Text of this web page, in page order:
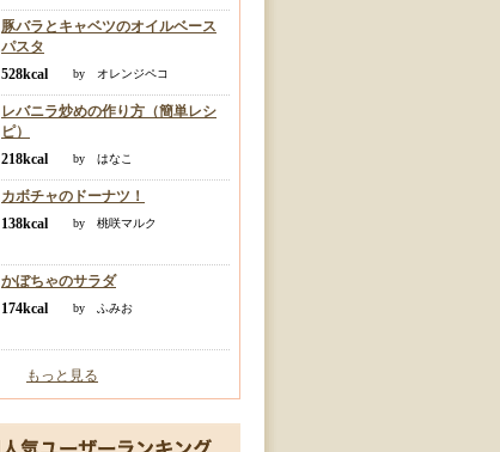
豚バラとキャベツのオイルベース
パスタ
528kcal
by オレンジペコ
レバニラ炒めの作り方（簡単レシ
ピ）
218kcal
by はなこ
カボチャのドーナツ！
138kcal
by 桃咲マルク
かぼちゃのサラダ
174kcal
by ふみお
もっと見る